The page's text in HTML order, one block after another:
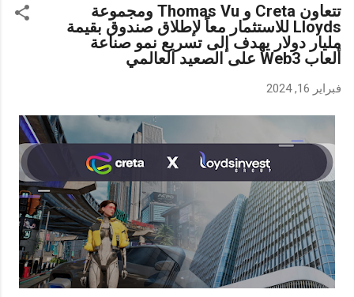
تتعاون Creta و Thomas Vu ومجموعة
Lloyds للاستثمار معاً لإطلاق صندوق بقيمة
مليار دولار يهدف إلى تسريع نمو صناعة
ألعاب Web3 على الصعيد العالمي
فبراير 16, 2024